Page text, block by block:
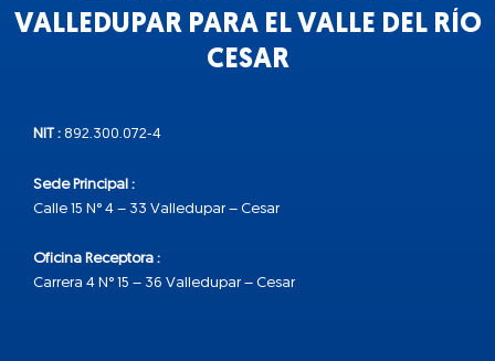
VALLEDUPAR PARA EL VALLE DEL RÍO
CESAR
NIT : 892.300.072-4
Sede Principal :
Calle 15 N° 4 – 33 Valledupar – Cesar
Oficina Receptora :
Carrera 4 N° 15 – 36 Valledupar – Cesar